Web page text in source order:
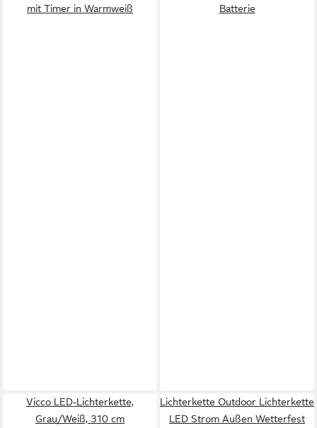
mit Timer in Warmweiß
Batterie
Vicco LED-Lichterkette,
Grau/Weiß, 310 cm
Lichterkette Outdoor Lichterkette
LED Strom Außen Wetterfest